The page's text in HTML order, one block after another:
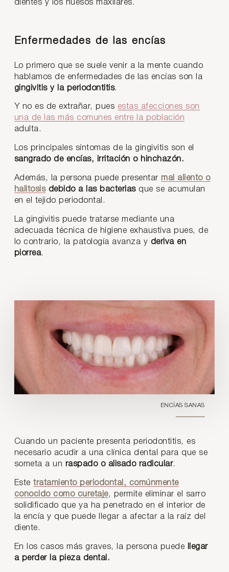
dientes y los huesos maxilares.
Enfermedades de las encías
Lo primero que se suele venir a la mente cuando
hablamos de enfermedades de las encías son la
gingivitis y la periodontitis.
Y no es de extrañar, pues estas afecciones son
una de las más comunes entre la población
adulta.
Los principales síntomas de la gingivitis son el
sangrado de encías, irritación o hinchazón.
Además, la persona puede presentar mal aliento o
halitosisdebido a las bacteriasque se acumulan
en el tejido periodontal.
La gingivitis puede tratarse mediante una
adecuada técnica de higiene exhaustiva pues, de
lo contrario, la patología avanza y deriva en
piorrea.
ENCÍAS SANAS
Cuando un paciente presenta periodontitis, es
necesario acudir a una clínica dental para que se
someta a un raspado o alisado radicular.
Estetratamiento periodontal, comúnmente
conocido como curetaje, permite eliminar el sarro
solidificado que ya ha penetrado en el interior de
la encía y que puede llegar a afectar a la raíz del
diente.
En los casos más graves, la persona puede llegar
a perder la pieza dental.